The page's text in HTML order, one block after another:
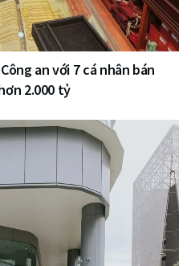
an với 7 cá nhân bán
2.000 tỷ